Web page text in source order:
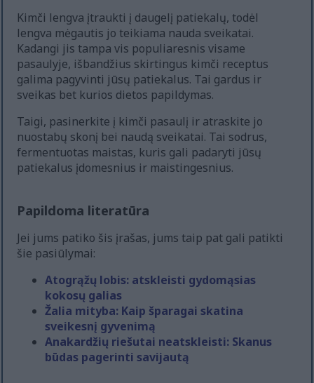
Kimči lengva įtraukti į daugelį patiekalų, todėl
lengva mėgautis jo teikiama nauda sveikatai.
Kadangi jis tampa vis populiaresnis visame
pasaulyje, išbandžius skirtingus kimči receptus
galima pagyvinti jūsų patiekalus. Tai gardus ir
sveikas bet kurios dietos papildymas.
Taigi, pasinerkite į kimči pasaulį ir atraskite jo
nuostabų skonį bei naudą sveikatai. Tai sodrus,
fermentuotas maistas, kuris gali padaryti jūsų
patiekalus įdomesnius ir maistingesnius.
Papildoma literatūra
Jei jums patiko šis įrašas, jums taip pat gali patikti
šie pasiūlymai:
Atogrąžų lobis: atskleisti gydomąsias
kokosų galias
Žalia mityba: Kaip šparagai skatina
sveikesnį gyvenimą
Anakardžių riešutai neatskleisti: Skanus
būdas pagerinti savijautą